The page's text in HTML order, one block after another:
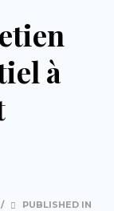
à
/
PUBLISHED IN